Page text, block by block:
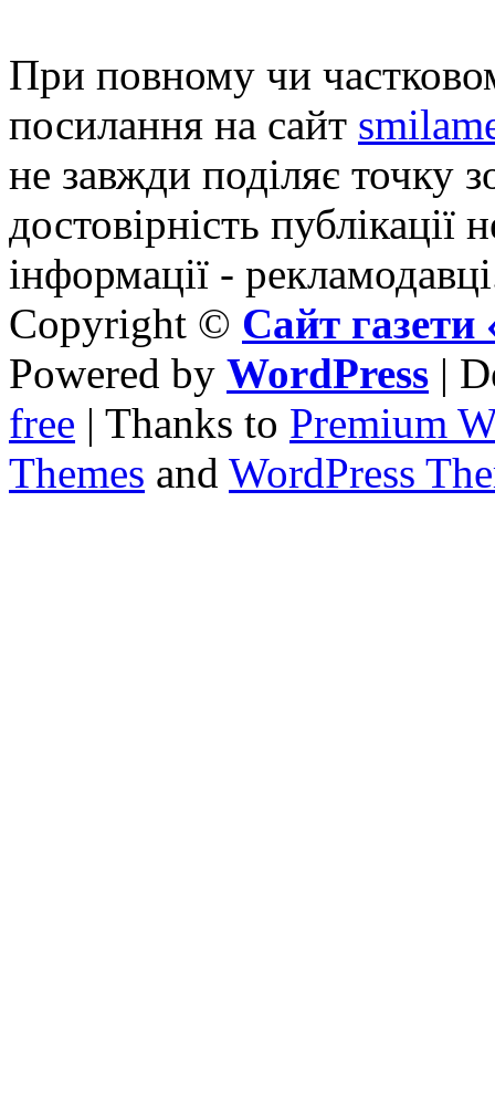
При повному чи
посилання на сайт
не завжди поділяє точку
достовірність публікації
інформації -
Copyright © Сайт
Powered by WordPress |
free | Thanks to Premium
Themes and WordPress